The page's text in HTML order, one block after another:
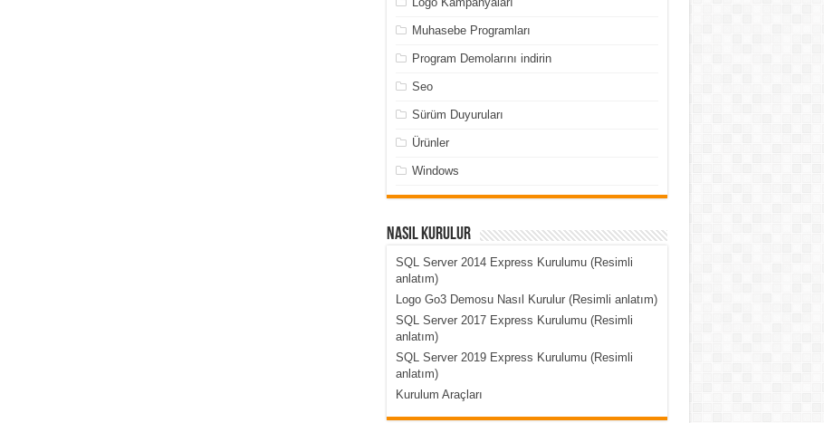
Muhasebe Programları
Program Demolarını indirin
Seo
Sürüm Duyuruları
Ürünler
Windows
Nasıl Kurulur
SQL Server 2014 Express Kurulumu (Resimli
anlatım)
Logo Go3 Demosu Nasıl Kurulur (Resimli anlatım)
SQL Server 2017 Express Kurulumu (Resimli
anlatım)
SQL Server 2019 Express Kurulumu (Resimli
anlatım)
Kurulum Araçları